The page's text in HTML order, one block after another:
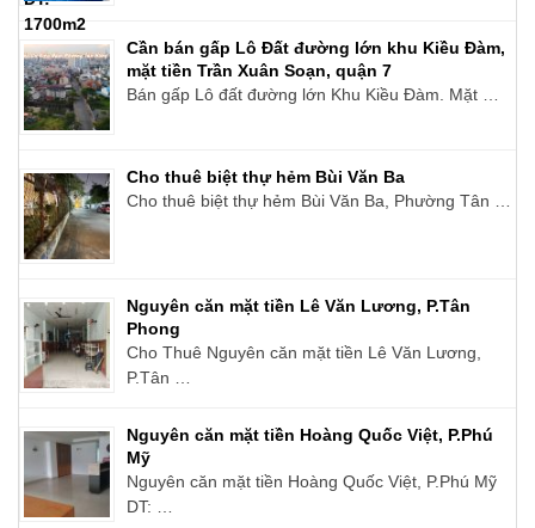
Cần bán gấp Lô Đất đường lớn khu Kiều Đàm,
mặt tiền Trần Xuân Soạn, quận 7
Bán gấp Lô đất đường lớn Khu Kiều Đàm. Mặt …
Cho thuê biệt thự hẻm Bùi Văn Ba
Cho thuê biệt thự hẻm Bùi Văn Ba, Phường Tân …
Nguyên căn mặt tiền Lê Văn Lương, P.Tân
Phong
Cho Thuê Nguyên căn mặt tiền Lê Văn Lương,
P.Tân …
Nguyên căn mặt tiền Hoàng Quốc Việt, P.Phú
Mỹ
Nguyên căn mặt tiền Hoàng Quốc Việt, P.Phú Mỹ
DT: …